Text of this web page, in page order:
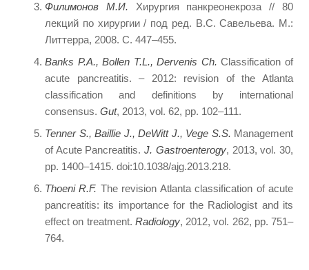
Филимонов М.И. Хирургия панкреонекроза // 80
лекций по хирургии / под ред. В.С. Савельева. М.:
Литтерра, 2008. С. 447–455.
Banks P.A., Bollen T.L., Dervenis Ch.Classification of
acute pancreatitis. – 2012: revision of the Atlanta
classification and definitions by international
consensus. Gut, 2013, vol. 62, pp. 102–111.
Tenner S., Baillie J., DeWitt J., Vege S.S. Management
of Acute Pancreatitis.J. Gastroenterogy, 2013, vol. 30,
pp. 1400–1415. doi:10.1038/ajg.2013.218.
Thoeni R.F. The revision Atlanta classification of acute
pancreatitis: its importance for the Radiologist and its
effect on treatment. Radiology, 2012, vol. 262, pp. 751–
764.